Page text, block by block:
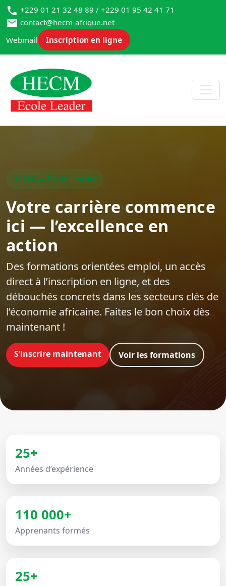
+229 01 21 32 48 89 / +229 01 95 42 41 71
contact@hecm-afrique.net
Webmail
Inscription en ligne
HECM — École Leader
Votre carrière commence
ici — l’excellence en
action
Des formations orientées emploi‍, un accès
direct à l’inscription en ligne, et des
débouchés concrets dans les secteurs clés de
l’économie africaine. Faites le bon choix dès
maintenant !
S’inscrire maintenant Voir les formations
25+
Années d’expérience
110 000+
Apprenants formés
25+